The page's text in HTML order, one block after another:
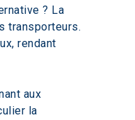
? La
transporteurs.
rendant
aux
la